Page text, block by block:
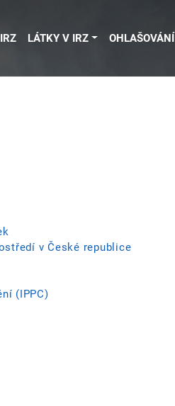
LÁTKY V IRZ OHLAŠOVÁNÍ
v České republice
(IPPC)